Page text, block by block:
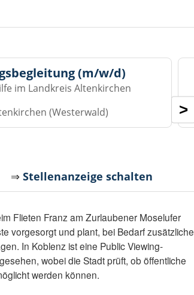
(m/w/d)
im Landkreis Altenkirchen
(Westerwald)
>
⇒Stellenanzeige schalten
Flieten Franz am Zurlaubener Moselufer
vorgesorgt und plant, bei Bedarf zusätzliche
In Koblenz ist eine Public Viewing-
wobei die Stadt prüft, ob öffentliche
werden können.